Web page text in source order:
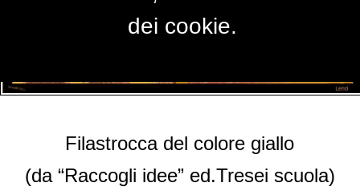
Filastrocca del colore giallo
(da “Raccogli idee” ed.Tresei scuola)
dei cookie.